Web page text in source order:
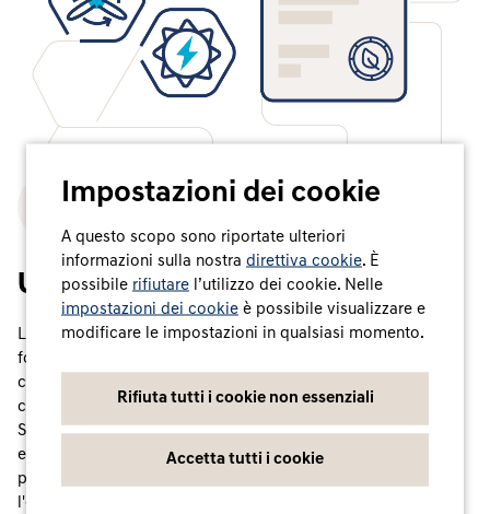
Un sistema centralizzato
Le Garanzie di origine costituiscono, a livello europeo, la
forma accreditata di certificazione dell'energia verde (i
cosiddetti Energy Attribute Certificates, EAC), che attestano
come e dove è stata prodotta l'energia da fonti rinnovabili.
Sono in pratica dei "certificati di nascita" della corrente
elettrica. I produttori di energia elettrica da fonti rinnovabili
possono richiedere a enti di registrazione indipendenti
l'emissione di tali GO per le quantità di energia elettrica da
Impostazioni dei cookie
A questo scopo sono riportate ulteriori
informazioni sulla nostra direttiva cookie. È
possibile rifiutare l’utilizzo dei cookie. Nelle
impostazioni dei cookie è possibile visualizzare e
modificare le impostazioni in qualsiasi momento.
Rifiuta tutti i cookie non essenziali
Accetta tutti i cookie